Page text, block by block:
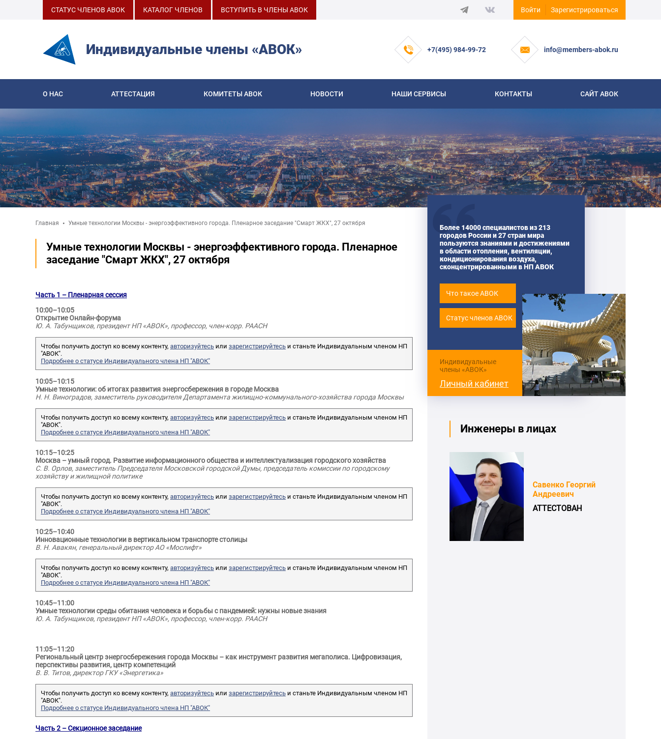
СТАТУС ЧЛЕНОВ АВОК КАТАЛОГ ЧЛЕНОВ ВСТУПИТЬ В ЧЛЕНЫ АВОК Войти Зарегистрироваться
Индивидуальные члены «АВОК» +7(495) 984-99-72 info@members-abok.ru
О НАС АТТЕСТАЦИЯ КОМИТЕТЫ АВОК НОВОСТИ НАШИ СЕРВИСЫ КОНТАКТЫ САЙТ АВОК
Главная Умные технологии Москвы - энергоэффективного города. Пленарное заседание "Смарт ЖКХ", 27 октября
Умные технологии Москвы - энергоэффективного города. Пленарное
заседание "Смарт ЖКХ", 27 октября
Часть 1 – Пленарная сессия
10:00–10:05
Открытие Онлайн-форума
Ю. А. Табунщиков, президент НП «АВОК», профессор, член-корр. РААСН
Чтобы получить доступ ко всему контенту, авторизуйтесь или зарегистрируйтесь и станьте Индивидуальным членом НП
"АВОК".
Подробнее о статусе Индивидуального члена НП "АВОК"
10:05–10:15
Умные технологии: об итогах развития энергосбережения в городе Москва
Н. Н. Виноградов, заместитель руководителя Департамента жилищно-коммунального-хозяйства города Москвы
Чтобы получить доступ ко всему контенту, авторизуйтесь или зарегистрируйтесь и станьте Индивидуальным членом НП
"АВОК".
Подробнее о статусе Индивидуального члена НП "АВОК"
10:15–10:25
Москва – умный город. Развитие информационного общества и интеллектуализация городского хозяйства
С. В. Орлов, заместитель Председателя Московской городской Думы, председатель комиссии по городскому
хозяйству и жилищной политике
Чтобы получить доступ ко всему контенту, авторизуйтесь или зарегистрируйтесь и станьте Индивидуальным членом НП
"АВОК".
Подробнее о статусе Индивидуального члена НП "АВОК"
10:25–10:40
Инновационные технологии в вертикальном транспорте столицы
В. Н. Авакян, генеральный директор АО «Мослифт»
Чтобы получить доступ ко всему контенту, авторизуйтесь или зарегистрируйтесь и станьте Индивидуальным членом НП
"АВОК".
Подробнее о статусе Индивидуального члена НП "АВОК"
10:45–11:00
Умные технологии среды обитания человека и борьбы с пандемией: нужны новые знания
Ю. А. Табунщиков, президент НП «АВОК», профессор, член-корр. РААСН
11:05–11:20
Региональный центр энергосбережения города Москвы – как инструмент развития мегаполиса. Цифровизация,
перспективы развития, центр компетенций
В. В. Титов, директор ГКУ «Энергетика»
Чтобы получить доступ ко всему контенту, авторизуйтесь или зарегистрируйтесь и станьте Индивидуальным членом НП
"АВОК".
Подробнее о статусе Индивидуального члена НП "АВОК"
Часть 2 – Секционное заседание
Более 14000 специалистов из 213
городов России и 27 стран мира
пользуются знаниями и достижениями
в области отопления, вентиляции,
кондиционирования воздуха,
сконцентрированными в НП АВОК
Что такое АВОК
Статус членов АВОК
Индивидуальные
члены «АВОК»
Личный кабинет
Инженеры в лицах
Иосифович
«ГАУ "Мосгосэкспертиза"»
Жучков Александр
Технический директор,
АТТЕСТОВАН
Дмитриев Юрий
Ведущий инженер,
Савенко Георгий
Андреевич
АТТЕСТОВАН